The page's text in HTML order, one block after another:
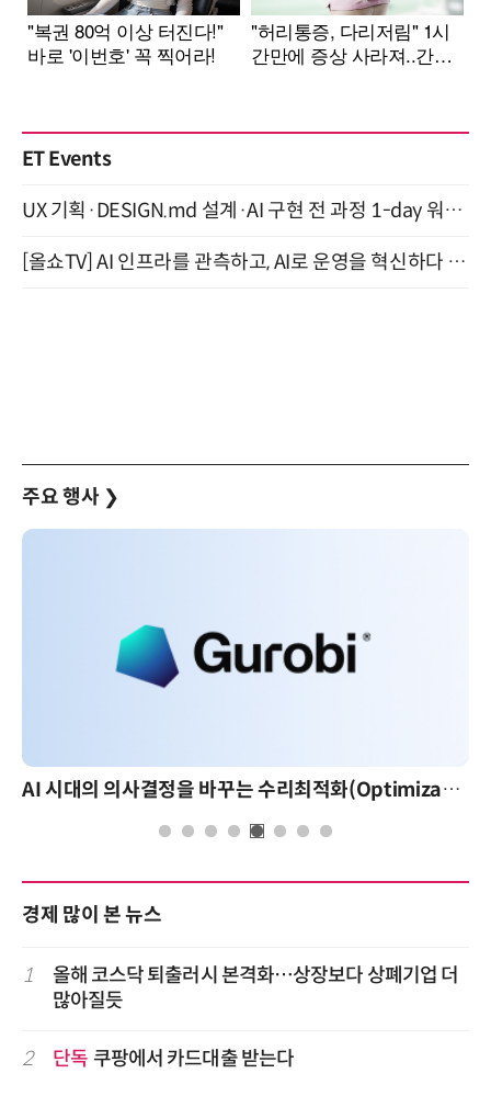
ET Events
UX 기획·DESIGN.md 설계·AI 구현 전 과정 1-day 워크숍 with Claude Code·Codex 9월 15일 개최
[올쇼TV] AI 인프라를 관측하고, AI로 운영을 혁신하다 (8월 11일 생방송)
주요 행사 ❯
AI 시대의 의사결정을 바꾸는 수리최적화(Optimization): 실제 산업 적용 사례와 활용 전략
경제 많이 본 뉴스
1
올해 코스닥 퇴출러시 본격화…상장보다 상폐기업 더
많아질듯
2 단독 쿠팡에서 카드대출 받는다